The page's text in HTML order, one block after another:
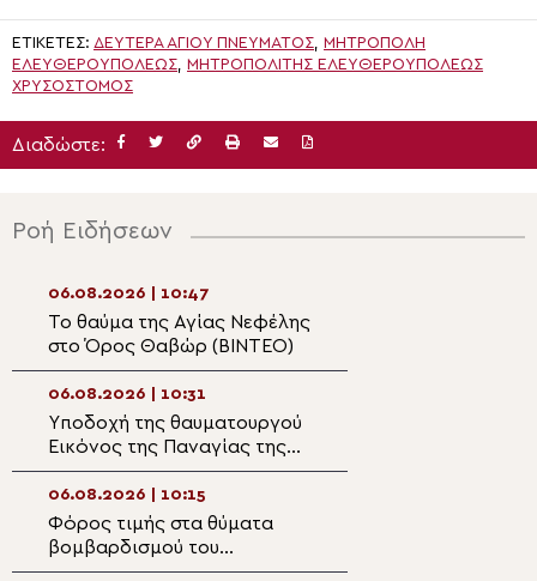
ΕΤΙΚΈΤΕΣ: ΔΕΥΤΈΡΑ ΑΓΊΟΥ ΠΝΕΎΜΑΤΟΣ, ΜΗΤΡΟΠΟΛΗ
ΕΛΕΥΘΕΡΟΥΠΟΛΕΩΣ, ΜΗΤΡΟΠΟΛΊΤΗΣ ΕΛΕΥΘΕΡΟΥΠΌΛΕΩΣ
ΧΡΥΣΌΣΤΟΜΟΣ
Διαδώστε:
Ροή Ειδήσεων
06.08.2026 | 10:47
Το θαύμα της Αγίας Νεφέλης
στο Όρος Θαβώρ (ΒΙΝΤΕΟ)
06.08.2026 | 10:31
Yποδοχή της θαυματουργού
Εικόνος της Παναγίας της
Ροβέλιστας στην
πανηγυρίζουσα ενορία
Συκεών Άρτης
06.08.2026 | 10:15
Φόρος τιμής στα θύματα
βομβαρδισμού του
Νοσοκομείου Αθαλάσσας